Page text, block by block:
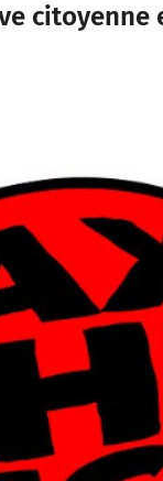
citoyenne